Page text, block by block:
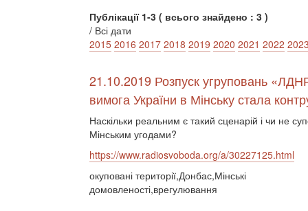
Публікації 1-3 ( всього знайдено : 3 )
/ Всі дати
2015 2016 2017 2018 2019 2020 2021 2022
21.10.2019 Розпуск угруповань
вимога України в Мінську стала
Наскільки реальним є такий сценарій і чи не
Мінським угодами?
https://www.radiosvoboda.org/a/30227125.html
окуповані території,Донбас,Мінські
домовленості,врегулювання